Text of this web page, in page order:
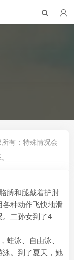
有；特殊情况会
膊和腿戴着护肘
各种动作飞快地滑
。二孙女到了4
蛙泳、自由泳、
泳。到了夏天，她